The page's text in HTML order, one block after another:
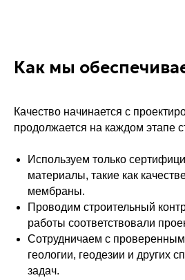
Как мы
Качество начинается с
продолжается на каждом этапе
Используем только
материалы, такие как
мембраны.
Проводим строительный
работы соответствовали
Сотрудничаем с
геологии, геодезии и других
задач.
О компании
Контакты
По любым вопросам!